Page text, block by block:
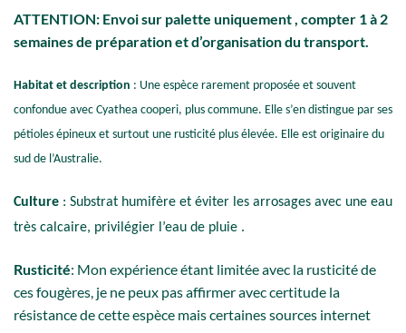
ATTENTION: Envoi sur palette uniquement , compter 1 à 2
semaines de préparation et d’organisation du transport.
Habitat et description : Une espèce rarement proposée et souvent
confondue avec Cyathea cooperi, plus commune. Elle s’en distingue par ses
pétioles épineux et surtout une rusticité plus élevée. Elle est originaire du
sud de l’Australie.
Culture : Substrat humifère et éviter les arrosages avec une eau
très calcaire, privilégier l’eau de pluie .
Rusticité: Mon expérience étant limitée avec la rusticité de
ces fougères, je ne peux pas affirmer avec certitude la
résistance de cette espèce mais certaines sources internet